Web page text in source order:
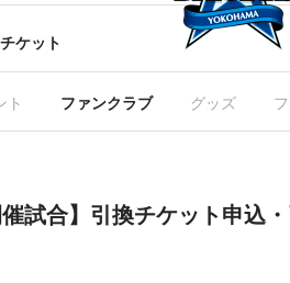
チケット
ト ファンクラブ グッズ
試合】引換チケット申込